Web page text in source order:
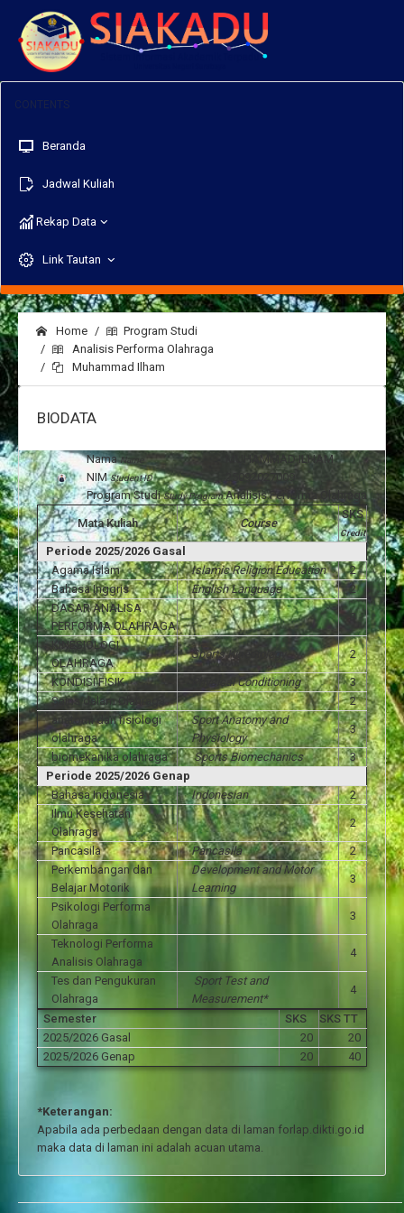
Beranda
Jadwal Kuliah
Rekap Data
Link Tautan
Home
Program Studi
Analisis Performa Olahraga
Muhammad Ilham
BIODATA
NamaName
MUHAMMAD ILHAM
NIMStudent ID
25092027009
Program StudiStudy Program:Analisis Performa Olahraga
Mata Kuliah Course
SKS
Credit
Periode 2025/2026 Gasal
Agama Islam
Islamic Religion Education
2
Bahasa Inggris
English Language
2
DASAR ANALISA
PERFORMA OLAHRAGA
3
KINESIOLOGI
OLAHRAGA
Sports Kinesiology 2
KONDISI FISIK Physical Conditioning
3
Sains dalam Olahraga
2
anatomi dan fisiologi
olahraga
Sport Anatomy and
Physiology
3
biomekanika olahraga Sports Biomechanics
3
Periode 2025/2026 Genap
Bahasa Indonesia
Indonesian
2
Ilmu Kesehatan
Olahraga
2
Pancasila Pancasila
2
Perkembangan dan
Belajar Motorik
Development and Motor
Learning
3
Psikologi Performa
Olahraga
3
Teknologi Performa
Analisis Olahraga
4
Tes dan Pengukuran
Olahraga
Sport Test and
Measurement*
4
Semester SKS
SKS TT
2025/2026 Gasal
20
20
2025/2026 Genap
20 40
*Keterangan:
Apabila ada perbedaan dengan data di laman forlap.dikti.go.id
maka data di laman ini adalah acuan utama.